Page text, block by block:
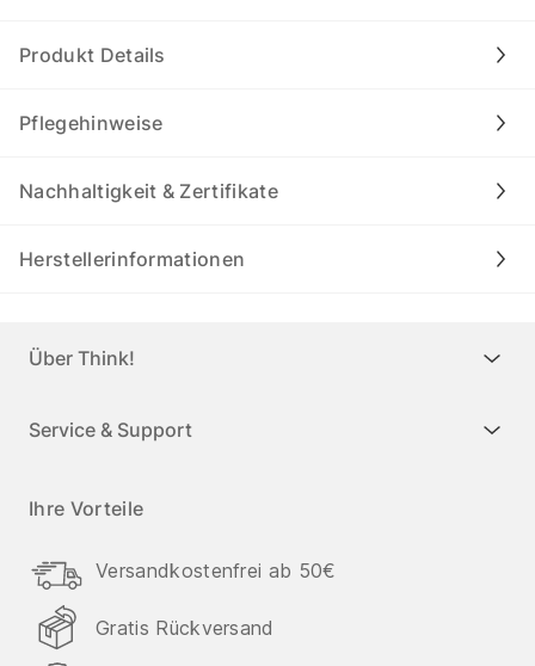
Produkt Details
Pflegehinweise
Nachhaltigkeit & Zertifikate
Herstellerinformationen
Über Think!
Service & Support
Ihre Vorteile
Versandkostenfrei ab 50€
Gratis Rückversand